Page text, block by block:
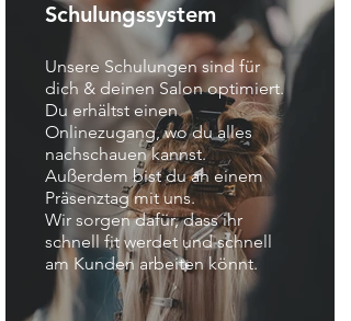
Schulungssystem
Unsere Schulungen sind für
dich & deinen Salon optimiert.
Du erhältst einen
Onlinezugang, wo du alles
nachschauen kannst.
Außerdem bist du an einem
Präsenztag mit uns.
Wir sorgen dafür, dass ihr
schnell fit werdet und schnell
am Kunden arbeiten könnt.